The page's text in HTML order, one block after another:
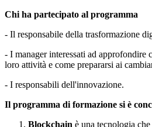
Chi ha partecipato al programma
- Il responsabile della trasformazione
- I manager interessati ad approfondire
loro attività e come prepararsi ai
- I responsabili dell'innovazione.
Il programma di formazione si è
Blockchain è una tecnologia